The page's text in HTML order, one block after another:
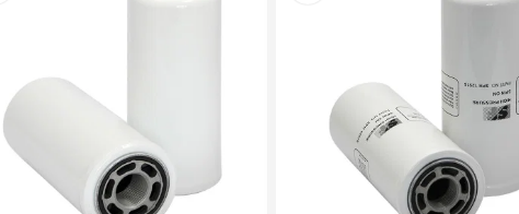
Cellulose
6.9 bar (100 psi)
Full-Flow